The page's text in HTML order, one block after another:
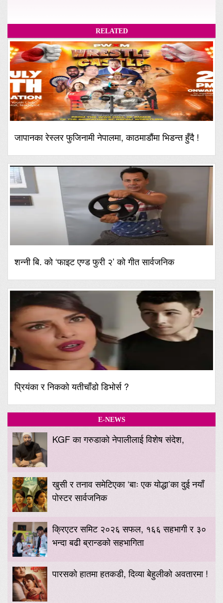
RELATED
जापानका रेस्लर फुजिनामी नेपालमा, काठमाडौंमा भिडन्त हुँदै !
शन्नी बि. को ‘फाइट एण्ड फुरी २’ को गीत सार्वजनिक
प्रियंका र निकको यतीचाँडो डिभोर्स ?
E-NEWS
KGF का गरुडाको नेपालीलाई विशेष संदेश,
खुसी र तनाव समेटिएका ‘बाः एक योद्धा’का दुई नयाँ
पोस्टर सार्वजनिक
क्रिएटर समिट २०२६ सफल, १६६ सहभागी र ३०
भन्दा बढी ब्रान्डको सहभागिता
पारसको हातमा हतकडी, दिव्या बेहुलीको अवतारमा !